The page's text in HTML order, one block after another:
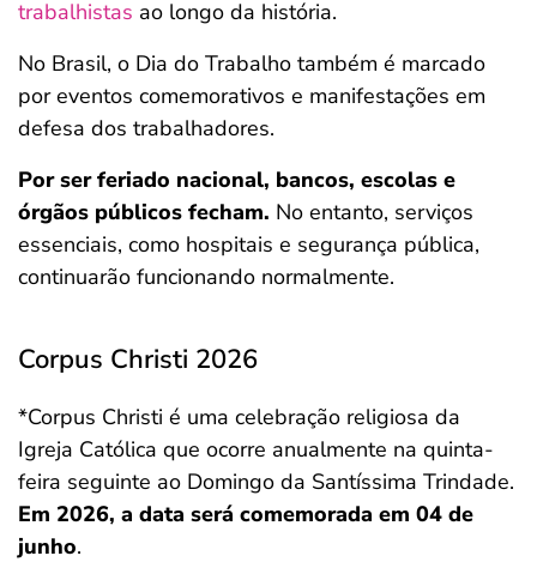
trabalhistas ao longo da história.
No Brasil, o Dia do Trabalho também é marcado
por eventos comemorativos e manifestações em
defesa dos trabalhadores.
Por ser feriado nacional, bancos, escolas e
órgãos públicos fecham. No entanto, serviços
essenciais, como hospitais e segurança pública,
continuarão funcionando normalmente.
Corpus Christi 2026
*Corpus Christi é uma celebração religiosa da
Igreja Católica que ocorre anualmente na quinta-
feira seguinte ao Domingo da Santíssima Trindade.
Em 2026, a data será comemorada em 04 de
junho.